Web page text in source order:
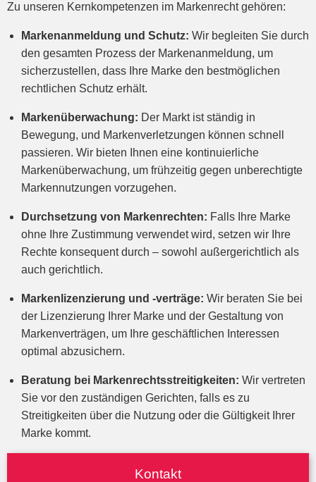
Zu unseren Kernkompetenzen im Markenrecht gehören:
Markenanmeldung und Schutz: Wir begleiten Sie durch
den gesamten Prozess der Markenanmeldung, um
sicherzustellen, dass Ihre Marke den bestmöglichen
rechtlichen Schutz erhält.
Markenüberwachung: Der Markt ist ständig in
Bewegung, und Markenverletzungen können schnell
passieren. Wir bieten Ihnen eine kontinuierliche
Markenüberwachung, um frühzeitig gegen unberechtigte
Markennutzungen vorzugehen.
Durchsetzung von Markenrechten: Falls Ihre Marke
ohne Ihre Zustimmung verwendet wird, setzen wir Ihre
Rechte konsequent durch – sowohl außergerichtlich als
auch gerichtlich.
Markenlizenzierung und -verträge: Wir beraten Sie bei
der Lizenzierung Ihrer Marke und der Gestaltung von
Markenverträgen, um Ihre geschäftlichen Interessen
optimal abzusichern.
Beratung bei Markenrechtsstreitigkeiten: Wir vertreten
Sie vor den zuständigen Gerichten, falls es zu
Streitigkeiten über die Nutzung oder die Gültigkeit Ihrer
Marke kommt.
Kontakt